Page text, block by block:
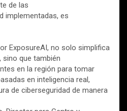
de las
implementadas, es
ExposureAI, no solo simplifica
sino que también
en la región para tomar
en inteligencia real,
de ciberseguridad de manera